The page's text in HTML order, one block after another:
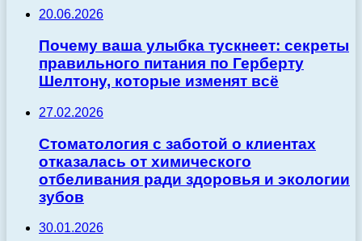
20.06.2026
Почему ваша улыбка тускнеет: секреты
правильного питания по Герберту
Шелтону, которые изменят всё
27.02.2026
Стоматология с заботой о клиентах
отказалась от химического
отбеливания ради здоровья и экологии
зубов
30.01.2026